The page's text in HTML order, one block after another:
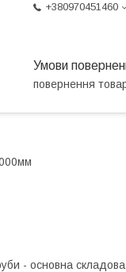
+380970451460
повернення
- основна